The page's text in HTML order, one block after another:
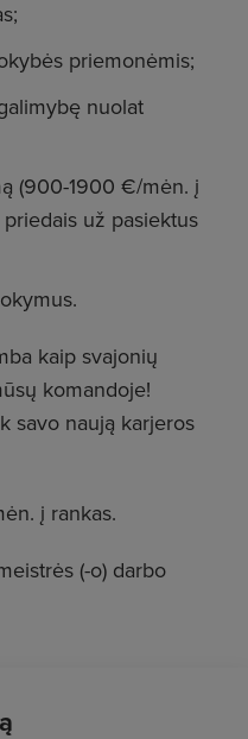
priemonėmis;
nuolat
(900-1900 €/mėn. į
už pasiektus
kaip svajonių
komandoje!
savo naują karjeros
į rankas.
(-o) darbo